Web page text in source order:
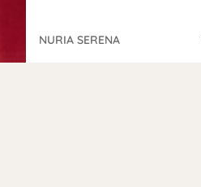
NURIA SERENA